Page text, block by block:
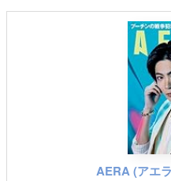
AERA (アエ